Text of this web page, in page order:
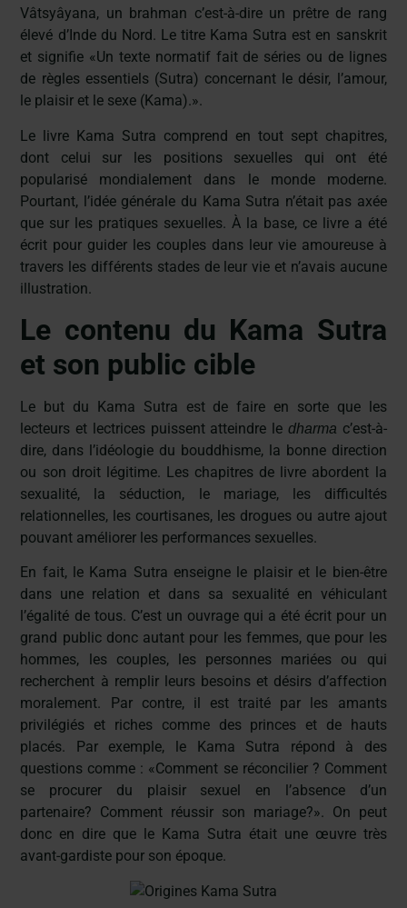
Vâtsyâyana, un brahman c’est-à-dire un prêtre de rang
élevé d’Inde du Nord. Le titre Kama Sutra est en sanskrit
et signifie «Un texte normatif fait de séries ou de lignes
de règles essentiels (Sutra) concernant le désir, l’amour,
le plaisir et le sexe (Kama).».
Le livre Kama Sutra comprend en tout sept chapitres,
dont celui sur les positions sexuelles qui ont été
popularisé mondialement dans le monde moderne.
Pourtant, l’idée générale du Kama Sutra n’était pas axée
que sur les pratiques sexuelles. À la base, ce livre a été
écrit pour guider les couples dans leur vie amoureuse à
travers les différents stades de leur vie et n’avais aucune
illustration.
Le contenu du Kama Sutra
et son public cible
Le but du Kama Sutra est de faire en sorte que les
lecteurs et lectrices puissent atteindre le dharma c’est-à-
dire, dans l’idéologie du bouddhisme, la bonne direction
ou son droit légitime. Les chapitres de livre abordent la
sexualité, la séduction, le mariage, les difficultés
relationnelles, les courtisanes, les drogues ou autre ajout
pouvant améliorer les performances sexuelles.
En fait, le Kama Sutra enseigne le plaisir et le bien-être
dans une relation et dans sa sexualité en véhiculant
l’égalité de tous. C’est un ouvrage qui a été écrit pour un
grand public donc autant pour les femmes, que pour les
hommes, les couples, les personnes mariées ou qui
recherchent à remplir leurs besoins et désirs d’affection
moralement. Par contre, il est traité par les amants
privilégiés et riches comme des princes et de hauts
placés. Par exemple, le Kama Sutra répond à des
questions comme : «Comment se réconcilier ? Comment
se procurer du plaisir sexuel en l’absence d’un
partenaire? Comment réussir son mariage?». On peut
donc en dire que le Kama Sutra était une œuvre très
avant-gardiste pour son époque.